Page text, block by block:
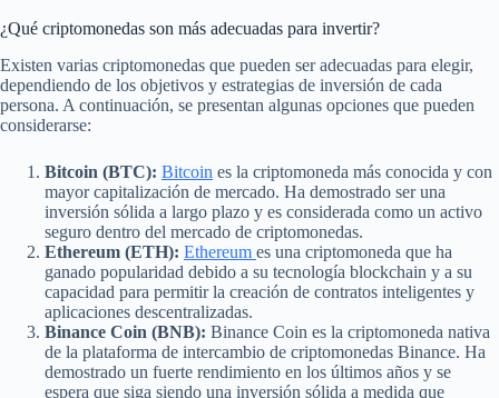
¿Qué criptomonedas son más adecuadas para invertir?
Existen varias criptomonedas que pueden ser adecuadas para elegir,
dependiendo de los objetivos y estrategias de inversión de cada
persona. A continuación, se presentan algunas opciones que pueden
considerarse:
Bitcoin (BTC): Bitcoin es la criptomoneda más conocida y con
mayor capitalización de mercado. Ha demostrado ser una
inversión sólida a largo plazo y es considerada como un activo
seguro dentro del mercado de criptomonedas.
Ethereum (ETH): Ethereum es una criptomoneda que ha
ganado popularidad debido a su tecnología blockchain y a su
capacidad para permitir la creación de contratos inteligentes y
aplicaciones descentralizadas.
Binance Coin (BNB): Binance Coin es la criptomoneda nativa
de la plataforma de intercambio de criptomonedas Binance. Ha
demostrado un fuerte rendimiento en los últimos años y se
espera que siga siendo una inversión sólida a medida que